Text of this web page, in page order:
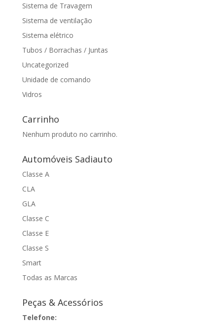
Sistema de Travagem
Sistema de ventilação
Sistema elétrico
Tubos / Borrachas / Juntas
Uncategorized
Unidade de comando
Vidros
Carrinho
Nenhum produto no carrinho.
Automóveis Sadiauto
Classe A
CLA
GLA
Classe C
Classe E
Classe S
Smart
Todas as Marcas
Peças & Acessórios
Telefone: